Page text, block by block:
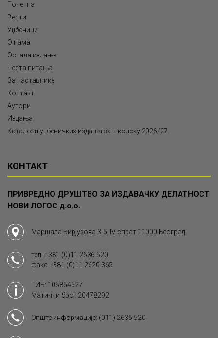
Почетна
Вести
Уџбеници
О нама
Остала издања
Честа питања
За наставнике
Контакт
Аутори
Издања
Каталози уџбеничких издања за школску 2026/27.
КОНТАКТ
ПРИВРЕДНО ДРУШТВО ЗА ИЗДАВАЧКУ ДЕЛАТНОСТ
НОВИ ЛОГОС д.о.о.
Маршала Бирјузова 3-5, IV спрат 11000 Београд
тел. +381 (0)11 2636 520
факс +381 (0)11 2620 365
ПИБ: 105864527
Матични број: 20478292
Опште информације: (011) 2636 520